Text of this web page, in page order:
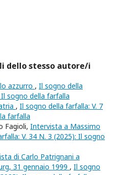
dello stesso autore/i
azzurro , Il sogno della
sogno della farfalla
, Il sogno della farfalla: V. 7
farfalla
Fagioli, Intervista a Massimo
V. 34 N. 3 (2025): Il sogno
di Carlo Patrignani a
31 gennaio 1999 , Il sogno